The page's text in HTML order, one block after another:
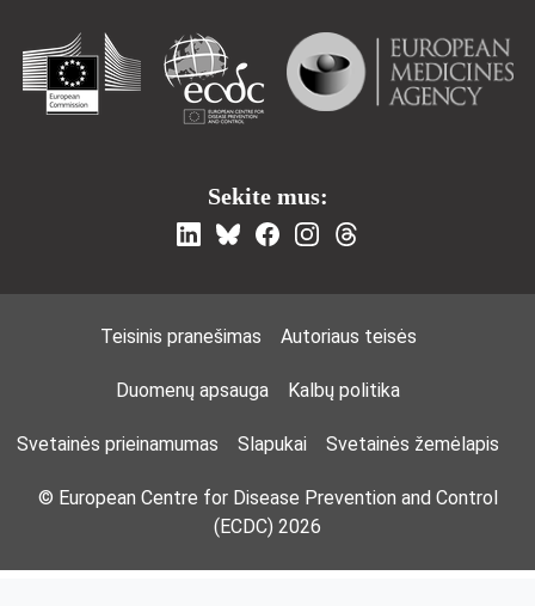
Sekite mus:
Footer Menu
Teisinis pranešimas Autoriaus teisės
Duomenų apsauga Kalbų politika
Svetainės prieinamumas Slapukai Svetainės žemėlapis
© European Centre for Disease Prevention and Control
(ECDC) 2026